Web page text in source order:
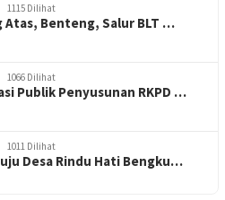
1115 Dilihat
Atas, Benteng, Salur BLT …
1066 Dilihat
Publik Penyusunan RKPD …
1011 Dilihat
Desa Rindu Hati Bengku…